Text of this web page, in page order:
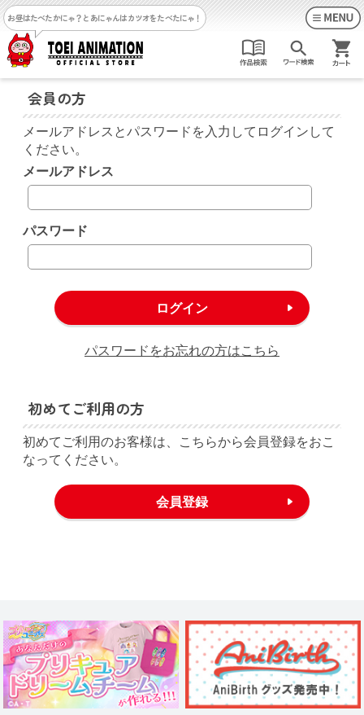
お昼はたべたかにゃ？ とあにゃんはカツオをたべたにゃ！
会員の方
メールアドレスとパスワードを入力してログインして
ください。
メールアドレス
パスワード
パスワードをお忘れの方はこちら
初めてご利用の方
初めてご利用のお客様は、こちらから会員登録をおこ
なってください。